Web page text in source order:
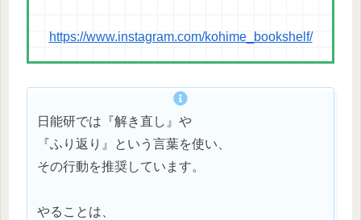
https://www.instagram.com/kohime_bookshelf/
日能研では『解き直し』や
『ふり返り』という言葉を使い、
その行動を推奨しています。
やることは、